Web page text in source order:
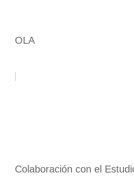
OLA
Colaboración con el